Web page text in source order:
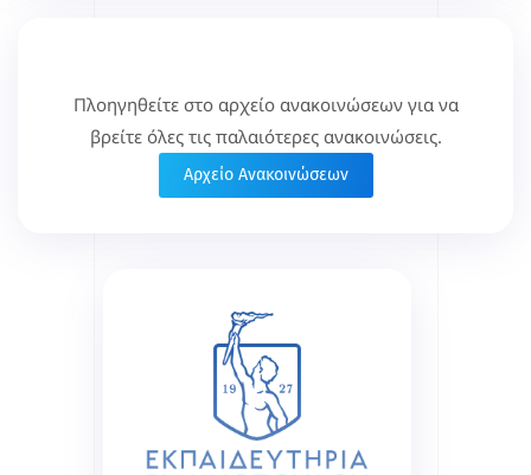
Πλοηγηθείτε στο αρχείο ανακοινώσεων για να
βρείτε όλες τις παλαιότερες ανακοινώσεις.
Αρχείο Ανακοινώσεων